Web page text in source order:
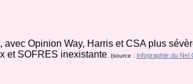
Opinion Way, Harris et CSA plus
et SOFRES inexistante. (source : infographie du Nel